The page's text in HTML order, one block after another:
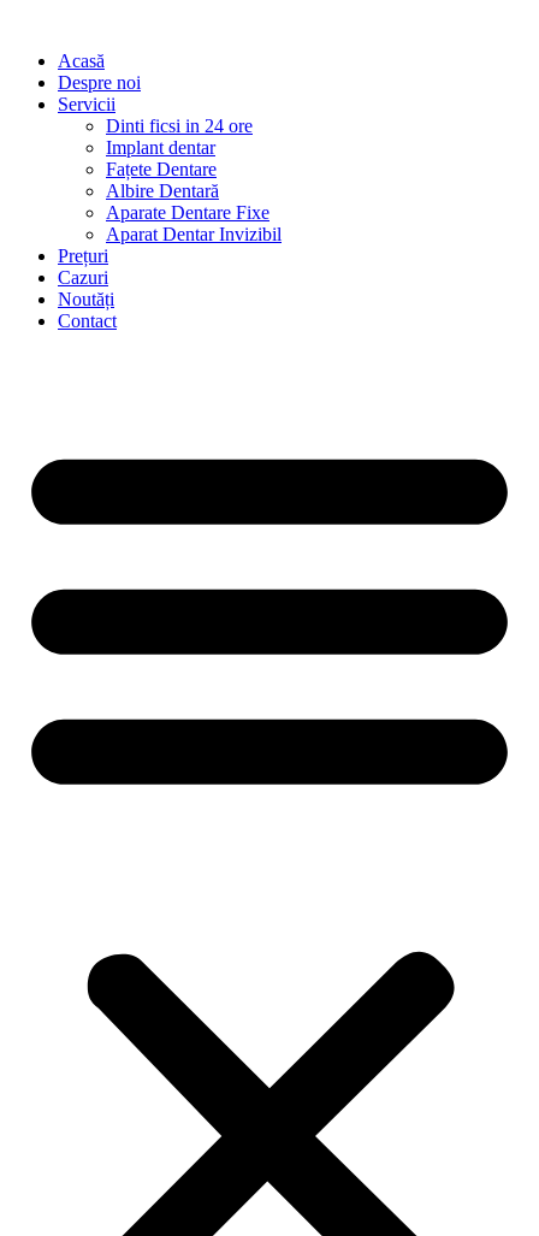
Acasă
Despre noi
Servicii
Dinti ficsi in 24 ore
Implant dentar
Fațete Dentare
Albire Dentară
Aparate Dentare Fixe
Aparat Dentar Invizibil
Prețuri
Cazuri
Noutăți
Contact